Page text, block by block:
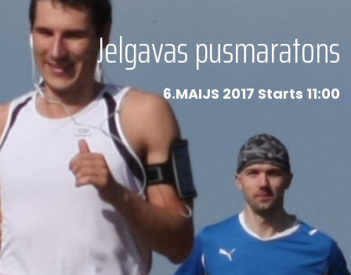
Jelgavas pusmaratons
6.MAIJS 2017 Starts 11:00